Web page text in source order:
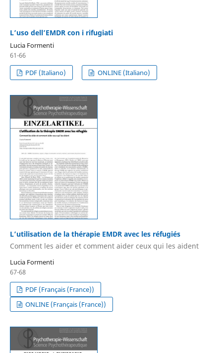
L’uso dell’EMDR con i rifugiati
Lucia Formenti
61-66
PDF (Italiano)
ONLINE (Italiano)
L’utilisation de la thérapie EMDR avec les réfugiés
Comment les aider et comment aider ceux qui les aident
Lucia Formenti
67-68
PDF (Français (France))
ONLINE (Français (France))